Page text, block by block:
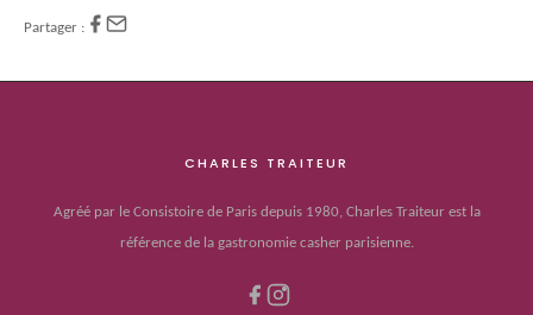
Partager :
CHARLES TRAITEUR
Agréé par le Consistoire de Paris depuis 1980, Charles Traiteur est la
référence de la gastronomie casher parisienne.